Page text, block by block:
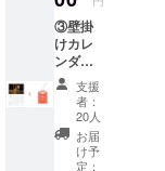
みで
す。
③壁掛
けカレ
ンダー
+銀鏡神
社お守
りコー
ス ・壁
掛けカ
レン
支援
者：
20人
お届
け予
定：